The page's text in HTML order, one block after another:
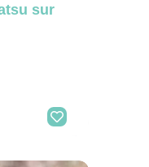
sur